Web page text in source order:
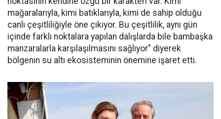
mağaralarıyla, kimi batıklarıyla, kimi de sahip olduğu
canlı çeşitliliğiyle öne çıkıyor. Bu çeşitlilik, aynı gün
içinde farklı noktalara yapılan dalışlarda bile bambaşka
manzaralarla karşılaşılmasını sağlıyor" diyerek
bölgenin su altı ekosisteminin önemine işaret etti.